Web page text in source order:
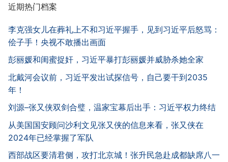
近期热门档案
李克强女儿在葬礼上不和习近平握手，见到习近平后怒骂：
侩子手！央视不敢播出画面
彭丽媛和闺蜜捉奸，习近平暴打彭丽媛并威胁杀她全家
北戴河会议前，习近平发出试探信号，自己要干到2035
年！
刘源–张又侠双剑合璧，温家宝幕后出手：习近平权力终结
从美国国安顾问沙利文见张又侠的信息来看，张又侠在
2024年已经掌握了军队
西部战区要清君侧，攻打北京城！张升民急赴成都缺席八一